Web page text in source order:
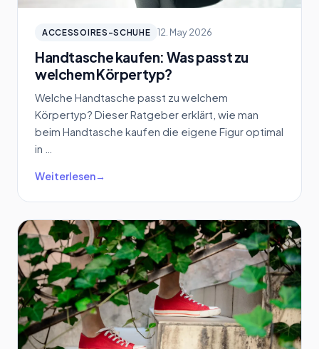
ACCESSOIRES-SCHUHE 12. May 2026
Handtasche kaufen: Was passt zu
welchem Körpertyp?
Welche Handtasche passt zu welchem
Körpertyp? Dieser Ratgeber erklärt, wie man
beim Handtasche kaufen die eigene Figur optimal
in …
Weiterlesen→